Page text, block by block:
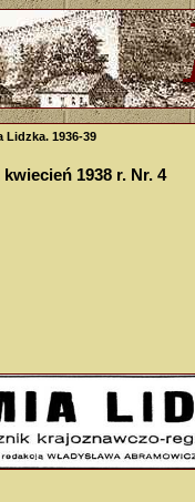
Lidzka. 1936-39
1938 r. Nr. 4